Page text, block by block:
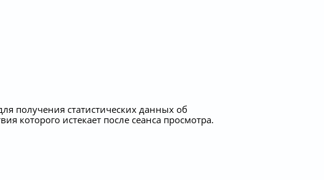
получения статистических данных об
которого истекает после сеанса просмотра.